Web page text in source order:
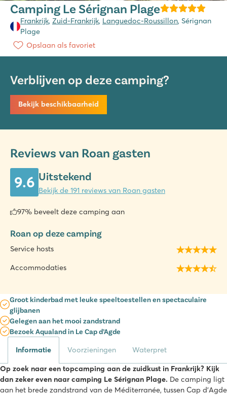
Camping Le Sérignan Plage
Frankrijk, Zuid-Frankrijk, Languedoc-Roussillon, Sérignan
Plage
Opslaan als favoriet
Verblijven op deze camping?
Bekijk beschikbaarheid
Reviews van Roan gasten
9.6 Uitstekend
Bekijk de 191 reviews van Roan gasten
97% beveelt deze camping aan
Roan op deze camping
Service hosts
Accommodaties
Groot kinderbad met leuke speeltoestellen en spectaculaire
glijbanen
Gelegen aan het mooi zandstrand
Bezoek Aqualand in Le Cap d’Agde
Informatie Voorzieningen Waterpret
Op zoek naar een topcamping aan de zuidkust in Frankrijk? Kijk
dan zeker even naar camping Le Sérignan Plage. De camping ligt
aan het brede zandstrand van de Méditerranée, tussen Cap d’Agde